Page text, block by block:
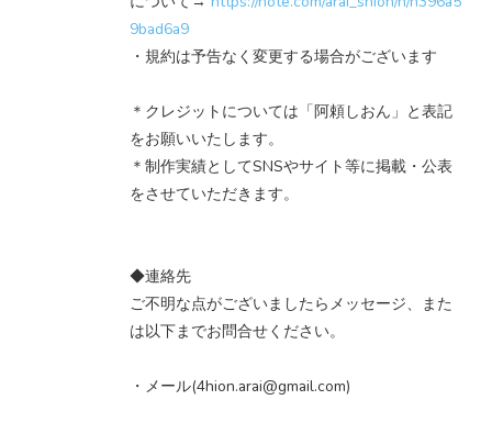
9bad6a9
・規約は予告なく変更する場合がございます
＊クレジットについては「阿頼しおん」と表記
をお願いいたします。
＊制作実績としてSNSやサイト等に掲載・公表
をさせていただきます。
◆連絡先
ご不明な点がございましたらメッセージ、また
は以下までお問合せください。
・メール(4hion.arai@gmail.com)